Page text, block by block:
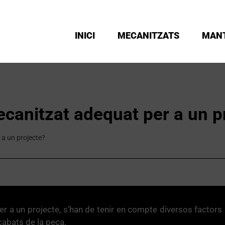
INICI MECANITZATS
adequat per a un
un projecte?
a un projecte, s’han de tenir en compte diversos
de la peça.